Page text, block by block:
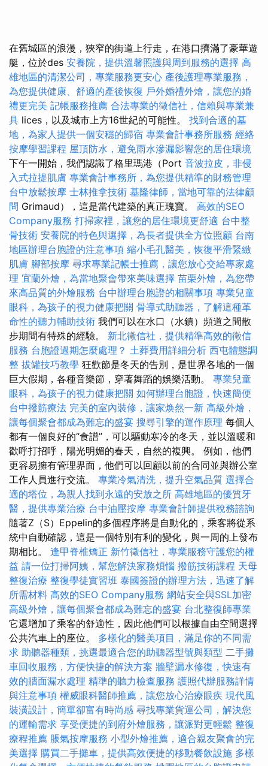
在舊城區的浪漫，狹窄的街道上行走，在港口擠滿了豪華遊
艇，位於des 安養院，提供溫馨照護與周到服務的選擇 高
雄地區的清潔公司，專業服務更安心 產後護理專業服務，
為您提供健康、舒適的產後恢復 戶外婚禮外燴，讓您的婚
禮更完美 記帳服務推薦 合法專業的徵信社，信賴與專業兼
具 lices，以及城市上方16世紀的可能性。 找到合適的墓
地，為家人提供一個安穩的歸宿 專業會計事務所服務 經絡
按摩學習課程 屋頂防水，避免雨水滲漏影響您的居住環境
下午一開始，我們認識了格里瑪港（Port 音波拉皮，非侵
入式拉提肌膚 專業會計事務所，為您提供精準的財務管理
台中放鬆按摩 士林推拿技術 基隆律師，當地可靠的法律顧
問 Grimaud），這是當代建築的真正瑰寶。 高效的SEO
Company服務 打掃家裡，讓您的居住環境更舒適 台中整
骨技術 安養院的特色與選擇，為長者提供全方位照顧 台南
地區辦理台胞證的注意事項 縮小毛孔醫美，恢復平滑緊緻
肌膚 腳部按摩 尋求專業記帳士推薦，讓您放心交給專家處
理 宜蘭外燴，為當地聚會帶來美味選擇 苗栗外燴，為您帶
來高品質的外燴服務 台中辦理台胞證的相關事項 專業兒童
眼科，為孩子的視力健康把關 骨導式助聽器，了解這種革
命性的聽力輔助技術 我們可以在水口（水鎮）頻道之間散
步期間有特殊的經驗。 新北徵信社，提供精準高效的徵信
服務 台胞證過期怎麼處理？ 土葬費用詳細分析 西屯體態調
整 拔罐技巧教學 狂歡節是冬天的告別，是世界各地的一個
巨大假期，各種音樂節，穿著舞蹈的娛樂活動。 專業兒童
眼科，為孩子的視力健康把關 如何辦理台胞證，快速簡便
台中撥筋療法 完美的室內裝修，讓家焕然一新 高級外燴，
讓每個聚會都成為難忘的盛宴 搜尋引擎的運作原理 每個人
都有一個良好的“食譜”，可以驅動寒冷的冬天，並以溫暖和
歡呼打招呼，陽光明媚的春天，自然的複興。 例如，他們
更容易擁有管理界面，他們可以回顧以前的合同並與辦公室
工作人員進行交流。 專業冷氣清洗，提升空氣品質 選擇合
適的塔位，為親人找到永遠的安放之所 高雄地區的優質牙
醫，提供專業治療 台中油壓按摩 專業會計師提供稅務諮詢
隨著Z（S）Eppelin的多個程序將是自動化的，乘客將從系
統中自動確認，這是一個特別有利的變化，與一周的上發布
期相比。 逢甲脊椎矯正 新竹徵信社，專業服務守護您的權
益 請一位打掃阿姨，幫您解決家務煩惱 撥筋技術課程 天母
整復治療 整復學徒實習班 泰國簽證的辦理方法，迅速了解
所需材料 高效的SEO Company服務 網站安全與SSL加密
高級外燴，讓每個聚會都成為難忘的盛宴 台北整復師專業
它還增加了乘客的舒適性，因此他們可以根據自由空間選擇
公共汽車上的座位。 多樣化的醫美項目，滿足你的不同需
求 助聽器種類，挑選最適合您的助聽器型號與類型 二手攤
車回收服務，方便快捷的解決方案 牆壁漏水修復，快速有
效的牆面漏水處理 精準的聽力檢查服務 護照代辦服務詳情
與注意事項 權威眼科醫師推薦，讓您放心治療眼疾 現代風
裝潢設計，簡單卻富有時尚感 尋找專業貨運公司，解決您
的運輸需求 享受便捷的到府外燴服務，讓派對更輕鬆 整復
療程推薦 脹氣按摩服務 小型外燴推薦，適合親友聚會的完
美選擇 購買二手攤車，提供高效便捷的移動餐飲設施 多樣